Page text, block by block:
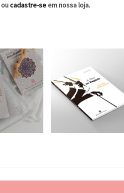
oucadastre-seem nossa loja.